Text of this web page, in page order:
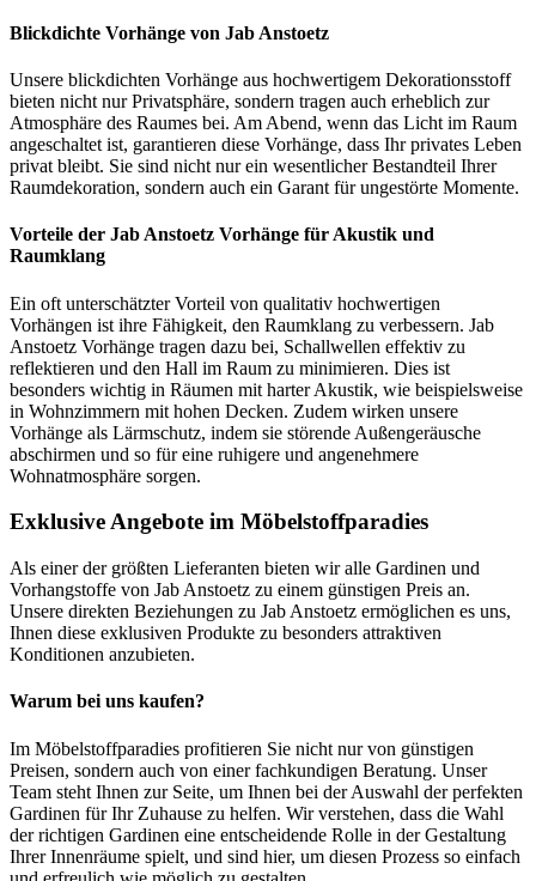
Blickdichte Vorhänge von Jab Anstoetz
Unsere blickdichten Vorhänge aus hochwertigem Dekorationsstoff
bieten nicht nur Privatsphäre, sondern tragen auch erheblich zur
Atmosphäre des Raumes bei. Am Abend, wenn das Licht im Raum
angeschaltet ist, garantieren diese Vorhänge, dass Ihr privates Leben
privat bleibt. Sie sind nicht nur ein wesentlicher Bestandteil Ihrer
Raumdekoration, sondern auch ein Garant für ungestörte Momente.
Vorteile der Jab Anstoetz Vorhänge für Akustik und
Raumklang
Ein oft unterschätzter Vorteil von qualitativ hochwertigen
Vorhängen ist ihre Fähigkeit, den Raumklang zu verbessern. Jab
Anstoetz Vorhänge tragen dazu bei, Schallwellen effektiv zu
reflektieren und den Hall im Raum zu minimieren. Dies ist
besonders wichtig in Räumen mit harter Akustik, wie beispielsweise
in Wohnzimmern mit hohen Decken. Zudem wirken unsere
Vorhänge als Lärmschutz, indem sie störende Außengeräusche
abschirmen und so für eine ruhigere und angenehmere
Wohnatmosphäre sorgen.
Exklusive Angebote im Möbelstoffparadies
Als einer der größten Lieferanten bieten wir alle Gardinen und
Vorhangstoffe von Jab Anstoetz zu einem günstigen Preis an.
Unsere direkten Beziehungen zu Jab Anstoetz ermöglichen es uns,
Ihnen diese exklusiven Produkte zu besonders attraktiven
Konditionen anzubieten.
Warum bei uns kaufen?
Im Möbelstoffparadies profitieren Sie nicht nur von günstigen
Preisen, sondern auch von einer fachkundigen Beratung. Unser
Team steht Ihnen zur Seite, um Ihnen bei der Auswahl der perfekten
Gardinen für Ihr Zuhause zu helfen. Wir verstehen, dass die Wahl
der richtigen Gardinen eine entscheidende Rolle in der Gestaltung
Ihrer Innenräume spielt, und sind hier, um diesen Prozess so einfach